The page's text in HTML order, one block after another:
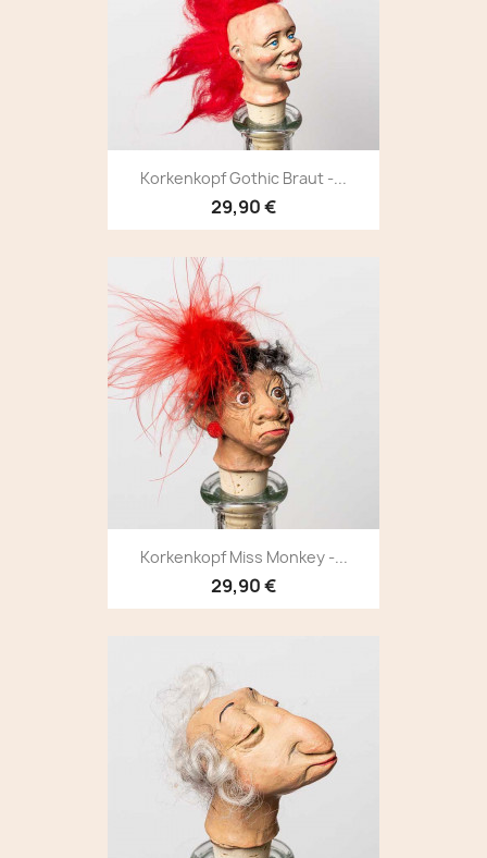
Korkenkopf Gothic Braut -...
29,90 €
Korkenkopf Miss Monkey -...
29,90 €